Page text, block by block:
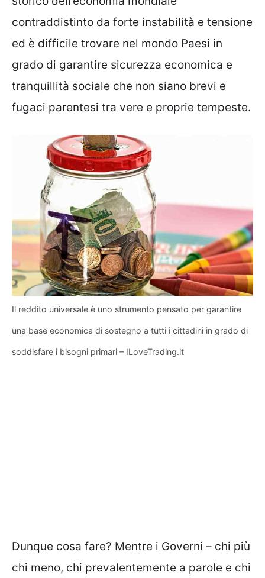
contraddistinto da forte instabilità e tensione
ed è difficile trovare nel mondo Paesi in
grado di garantire sicurezza economica e
tranquillità sociale che non siano brevi e
fugaci parentesi tra vere e proprie tempeste.
Il reddito universale è uno strumento pensato per garantire
una base economica di sostegno a tutti i cittadini in grado di
soddisfare i bisogni primari – ILoveTrading.it
Dunque cosa fare? Mentre i Governi – chi più
chi meno, chi prevalentemente a parole e chi